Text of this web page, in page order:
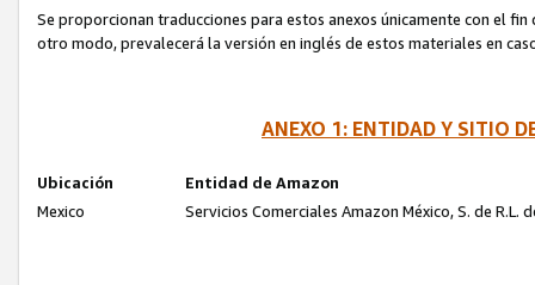
Se proporcionan traducciones para estos anexos únicamente con el
otro modo, prevalecerá la versión en inglés de estos materiales en
ANEXO 1: ENTIDAD Y SITIO
Ubicación
Entidad de Amazon
Mexico
Servicios Comerciales Amazon México, S. de R.L.